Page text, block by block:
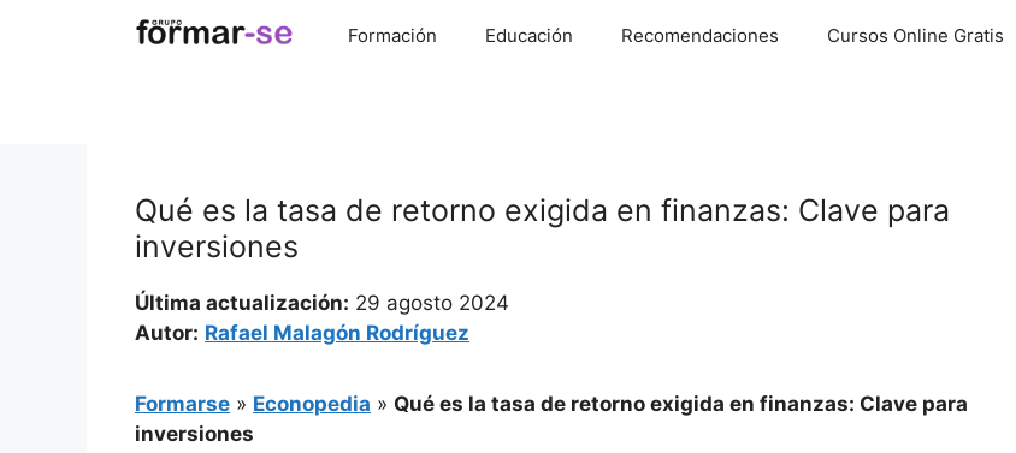
Formación Educación Recomendaciones Cursos Online Gratis
Qué es la tasa de retorno exigida en finanzas: Clave para
inversiones
Última actualización: 29 agosto 2024
Autor: Rafael Malagón Rodríguez
Formarse » Econopedia » Qué es la tasa de retorno exigida en finanzas: Clave para
inversiones